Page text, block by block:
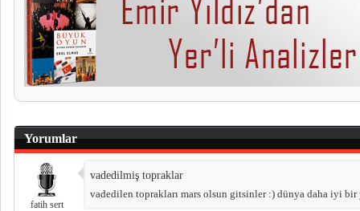
Yorumlar
fatih sert
vadedilmiş topraklar
vadedilen toprakları mars olsun gitsinler :) dünya daha iyi